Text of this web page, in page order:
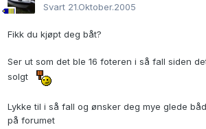
Svart 21.Oktober.2005
Fikk du kjøpt deg båt?
Ser ut som det ble 16 foteren i så fall siden
solgt
Lykke til i så fall og ønsker deg mye glede
på forumet